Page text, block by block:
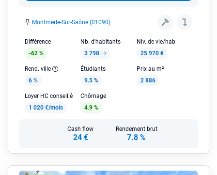
Montmerle-Sur-Saône (01090)
Différence
-62 %
Nb. d'habitants
3 798
Niv. de vie/hab
25 970 €
Rend. ville
6 %
Étudiants
9.5 %
Prix au m²
2 886
Loyer HC conseillé
1 020 €/mois
Chômage
4.9 %
Cash flow
24 €
Rendement brut
7.8 %